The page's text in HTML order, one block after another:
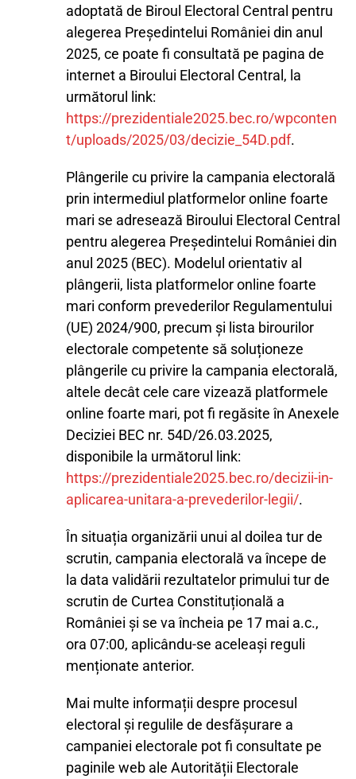
adoptată de Biroul Electoral Central pentru
alegerea Președintelui României din anul
2025, ce poate fi consultată pe pagina de
internet a Biroului Electoral Central, la
următorul link:
https://prezidentiale2025.bec.ro/wpconten
t/uploads/2025/03/decizie_54D.pdf.
Plângerile cu privire la campania electorală
prin intermediul platformelor online foarte
mari se adresează Biroului Electoral Central
pentru alegerea Președintelui României din
anul 2025 (BEC). Modelul orientativ al
plângerii, lista platformelor online foarte
mari conform prevederilor Regulamentului
(UE) 2024/900, precum și lista birourilor
electorale competente să soluționeze
plângerile cu privire la campania electorală,
altele decât cele care vizează platformele
online foarte mari, pot fi regăsite în Anexele
Deciziei BEC nr. 54D/26.03.2025,
disponibile la următorul link:
https://prezidentiale2025.bec.ro/decizii-in-
aplicarea-unitara-a-prevederilor-legii/.
În situația organizării unui al doilea tur de
scrutin, campania electorală va începe de
la data validării rezultatelor primului tur de
scrutin de Curtea Constituțională a
României și se va încheia pe 17 mai a.c.,
ora 07:00, aplicându-se aceleași reguli
menționate anterior.
Mai multe informații despre procesul
electoral și regulile de desfășurare a
campaniei electorale pot fi consultate pe
paginile web ale Autorității Electorale